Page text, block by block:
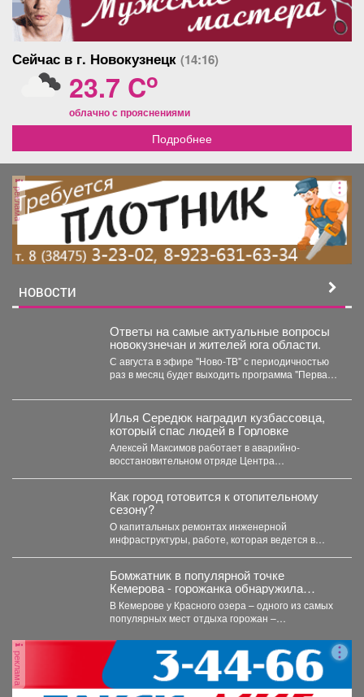
Сейчас в г. Новокузнецк (14:16)
23.7 Co
облачно с прояснениями
Подробнее
реклама
НОВОСТИ
Ответы на самые актуальные вопросы
новокузнечан и жителей юга области.
С августа в эфире "Ново-ТВ" с периодичностью
раз в месяц будет выходить программа "Первая
Илья Середюк наградил кузбассовца,
который спас людей в Горловке
Алексей Максимов работает в аварийно-
восстановительном отряде Центра
Как город готовится к отопительному
сезону?
О капитальных ремонтах инженерной
инфраструктуры, работе, которая ведется в
Бомжатник в популярной точке
Кемерова - горожанка обнаружила
жуткий объект на Красном озере
В Кемерове у Красного озера – одного из самых
популярных мест отдыха горожан –
реклама